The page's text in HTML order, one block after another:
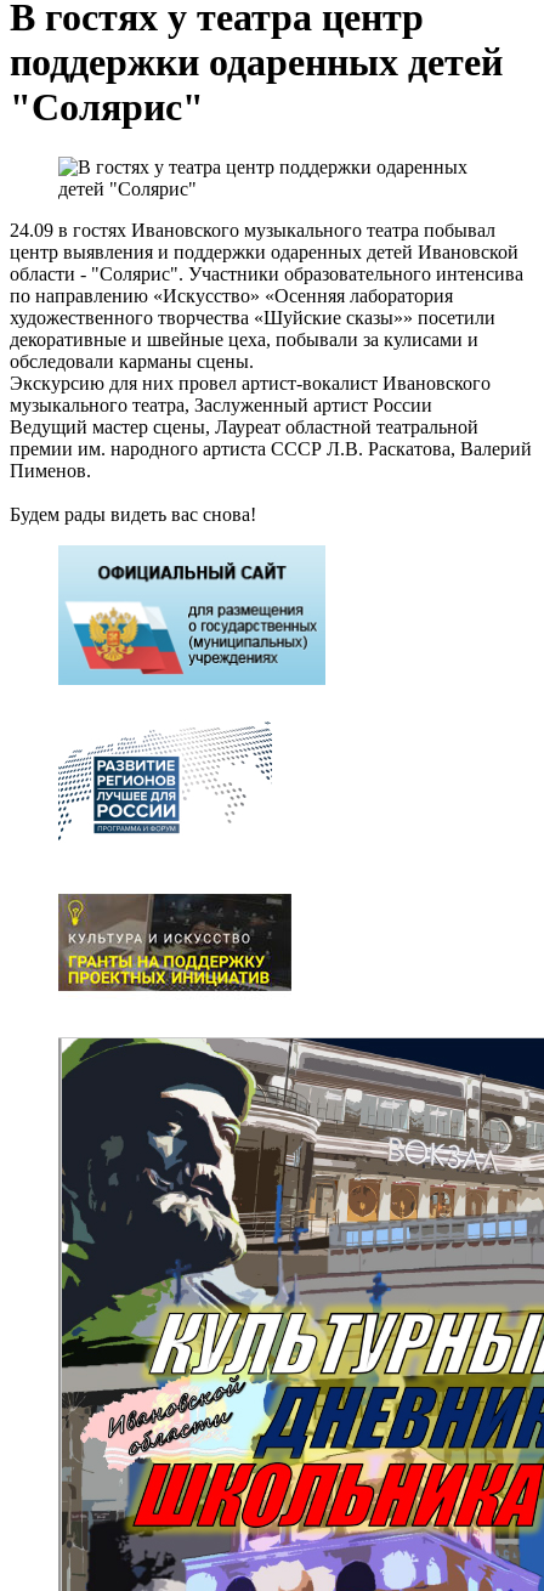
В гостях у театра центр
поддержки одаренных детей
"Солярис"
24.09 в гостях Ивановского музыкального театра побывал
центр выявления и поддержки одаренных детей Ивановской
области - "Солярис". Участники образовательного интенсива
по направлению «Искусство» «Осенняя лаборатория
художественного творчества «Шуйские сказы»» посетили
декоративные и швейные цеха, побывали за кулисами и
обследовали карманы сцены.
Экскурсию для них провел артист-вокалист Ивановского
музыкального театра, Заслуженный артист России
Ведущий мастер сцены, Лауреат областной театральной
премии им. народного артиста СССР Л.В. Раскатова, Валерий
Пименов.
Будем рады видеть вас снова!